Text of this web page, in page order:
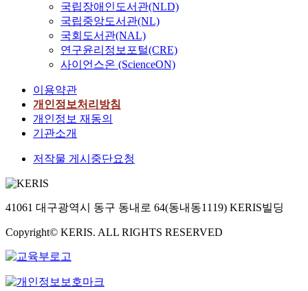
국립장애인도서관(NLD)
국립중앙도서관(NL)
국회도서관(NAL)
연구윤리정보포털(CRE)
사이언스온 (ScienceON)
이용약관
개인정보처리방침
개인정보 재동의
기관소개
저작물 게시중단요청
41061 대구광역시 동구 동내로 64(동내동1119) KERIS빌딩
Copyright© KERIS. ALL RIGHTS RESERVED